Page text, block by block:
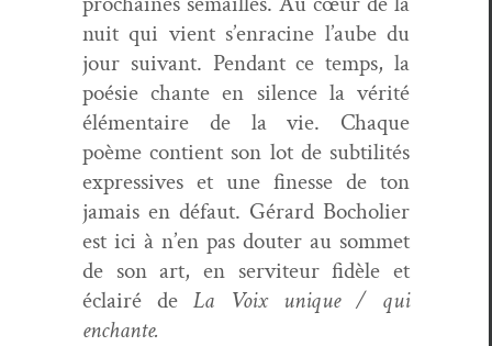
nuit qui vient s’enracine l’aube du
jour suiv­ant. Pen­dant ce temps, la
poésie chante en silence la vérité
élé­men­taire de la vie. Chaque
poème con­tient son lot de sub­til­ités
expres­sives et une finesse de ton
jamais en défaut. Gérard Bocholi­er
est ici à n’en pas douter au som­met
de son art, en servi­teur fidèle et
éclairé deLa Voix unique / qui
enchante.